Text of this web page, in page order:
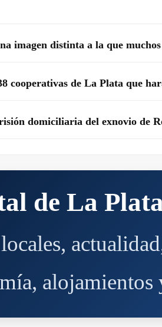
imagen distinta a la que
cooperativas de La Plata que
domiciliaria del exnovio de
de La